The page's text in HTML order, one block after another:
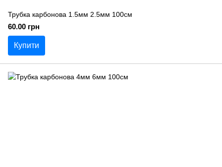
Трубка карбонова 1.5мм 2.5мм 100см
60.00 грн
Купити